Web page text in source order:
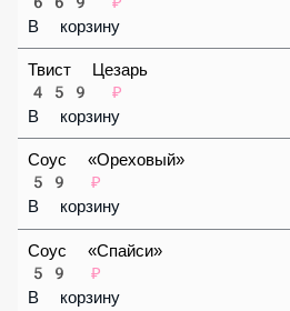
Креветки Темпура - 6 шт.
669 ₽
В корзину
459 ₽
В корзину
Соус «Ореховый»
59 ₽
В корзину